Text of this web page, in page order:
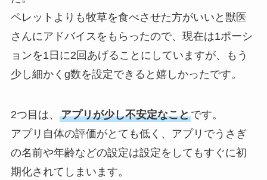
ペレットよりも牧草を食べさせた方がいいと獣医
さんにアドバイスをもらったので、現在は1ポーシ
ョンを1日に2回あげることにしていますが、もう
少し細かくg数を設定できると嬉しかったです。
2つ目は、 アプリが少し不安定なことです。
アプリ自体の評価がとても低く、アプリでうさぎ
の名前や年齢などの設定は設定をしてもすぐに初
期化されてしまいます。